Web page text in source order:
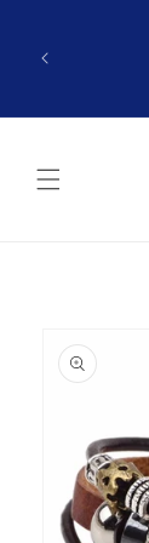
content
direct naar